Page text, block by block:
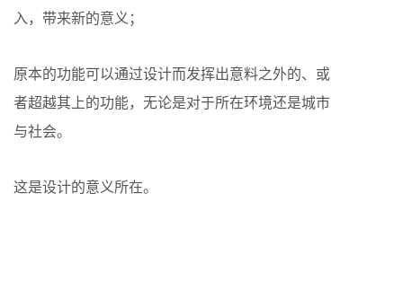
入，带来新的意义；
原本的功能可以通过设计而发挥出意料之外的、或
者超越其上的功能，无论是对于所在环境还是城市
与社会。
这是设计的意义所在。